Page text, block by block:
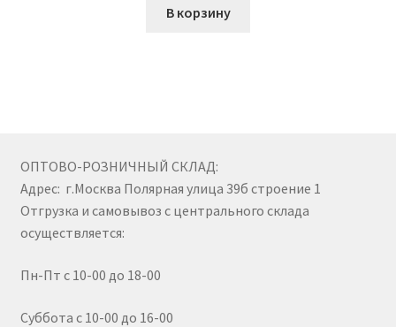
В корзину
ОПТОВО-РОЗНИЧНЫЙ СКЛАД:
Адрес: г.Москва Полярная улица 39б строение 1
Отгрузка и самовывоз с центрального склада
осуществляется:
Пн-Пт с 10-00 до 18-00
Суббота с 10-00 до 16-00